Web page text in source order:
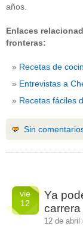
Alimentación
America(8)
Carnes(3)
chef(2)
Cocina(38)
consejos(3)
Empresas(12)
ferran adria(10)
formación(1)
Gastronomía(18)
Italia(1)
Joan Roca(2)
libros(2)
Madrid
(4)
años.
Enlaces
fronteras:
Recetas de
Entrevistas a
Recetas fáciles
Sin
vie
12
Ya
12 de abril